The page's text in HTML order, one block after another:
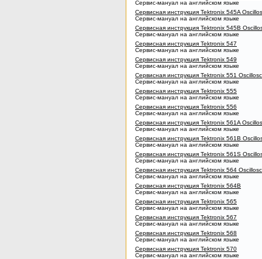
Сервис-мануал на английском языке
Сервисная инструкция Tektronix 545A
Сервис-мануал на английском языке
Сервисная инструкция Tektronix 545B
Сервис-мануал на английском языке
Сервисная инструкция Tektronix 547
Сервис-мануал на английском языке
Сервисная инструкция Tektronix 549
Сервис-мануал на английском языке
Сервисная инструкция Tektronix 551
Сервис-мануал на английском языке
Сервисная инструкция Tektronix 555
Сервис-мануал на английском языке
Сервисная инструкция Tektronix 556
Сервис-мануал на английском языке
Сервисная инструкция Tektronix 561A
Сервис-мануал на английском языке
Сервисная инструкция Tektronix 561B
Сервис-мануал на английском языке
Сервисная инструкция Tektronix 561S
Сервис-мануал на английском языке
Сервисная инструкция Tektronix 564
Сервис-мануал на английском языке
Сервисная инструкция Tektronix 564B
Сервис-мануал на английском языке
Сервисная инструкция Tektronix 565
Сервис-мануал на английском языке
Сервисная инструкция Tektronix 567
Сервис-мануал на английском языке
Сервисная инструкция Tektronix 568
Сервис-мануал на английском языке
Сервисная инструкция Tektronix 570
Сервис-мануал на английском языке